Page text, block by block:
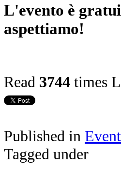
L'evento è
aspettiamo!
Read 3744 times
Published in
Tagged under